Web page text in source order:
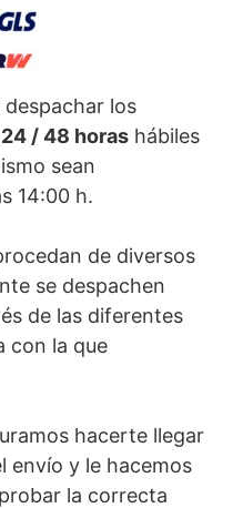
los
/ 48 horas hábiles
sean
14:00 h.
de diversos
se despachen
de las diferentes
con la que
hacerte llegar
envío y le hacemos
la correcta